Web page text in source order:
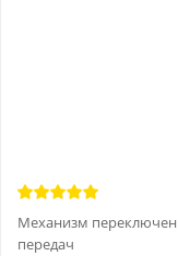
Механизм
передач